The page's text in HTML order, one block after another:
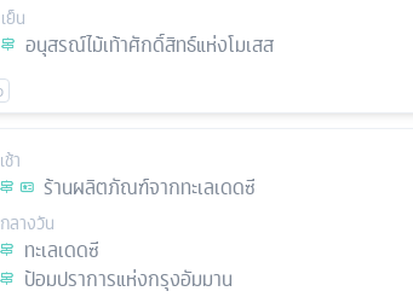
เย็น
อนุสรณ์ไม้เท้าศักดิ์สิทธ์แห่งโมเสส
เช้า
ร้านผลิตภัณฑ์จากทะเลเดดซี
กลางวัน
ทะเลเดดซี
ป้อมปราการแห่งกรุงอัมมาน